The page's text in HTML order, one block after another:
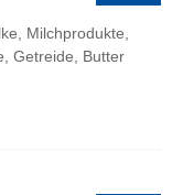
Milchprodukte,
Getreide, Butter